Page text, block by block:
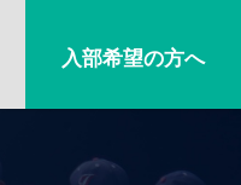
入部希望の方へ